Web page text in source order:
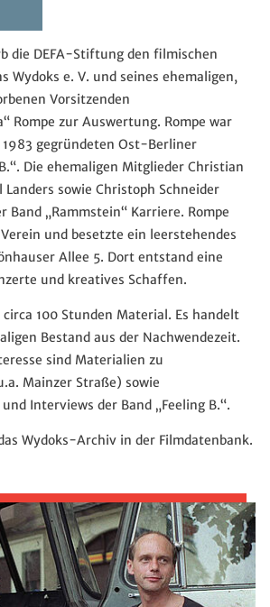
die DEFA-Stiftung den filmischen
Wydoks e. V. und seines ehemaligen,
Vorsitzenden
Rompe zur Auswertung. Rompe war
1983 gegründeten Ost-Berliner
Die ehemaligen Mitglieder Christian
Landers sowie Christoph Schneider
Band „Rammstein“ Karriere. Rompe
und besetzte ein leerstehendes
Allee 5. Dort entstand eine
und kreatives Schaffen.
100 Stunden Material. Es handelt
Bestand aus der Nachwendezeit.
sind Materialien zu
Mainzer Straße) sowie
Interviews der Band „Feeling B.“.
Wydoks-Archiv in der Filmdatenbank.